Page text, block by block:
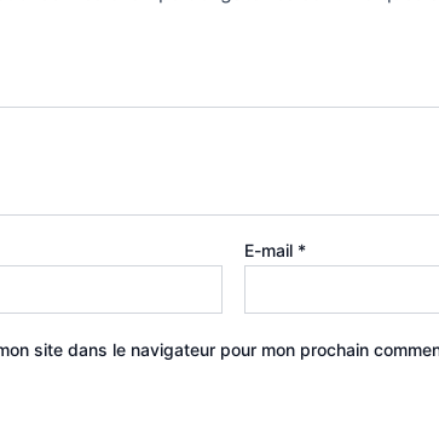
E-mail *
site dans le navigateur pour mon prochain